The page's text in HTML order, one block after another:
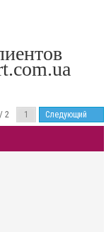
2 Следующий